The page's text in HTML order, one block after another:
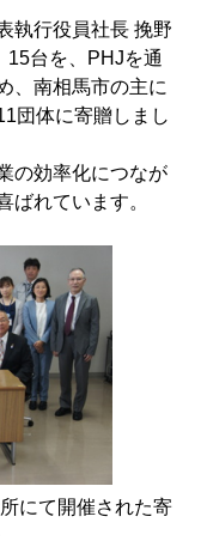
執行役員社長 挽野
15台を、PHJを通
、南相馬市の主に
団体に寄贈しまし
の効率化につなが
ばれています。
にて開催された寄